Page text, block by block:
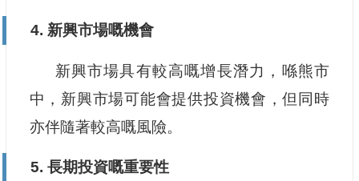
4. 新興市場嘅機會
新興市場具有較高嘅增長潛力，喺熊市
中，新興市場可能會提供投資機會，但同時
亦伴隨著較高嘅風險。
5. 長期投資嘅重要性